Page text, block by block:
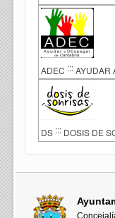
ADEC ::: AYUDAR
DS ::: DOSIS DE